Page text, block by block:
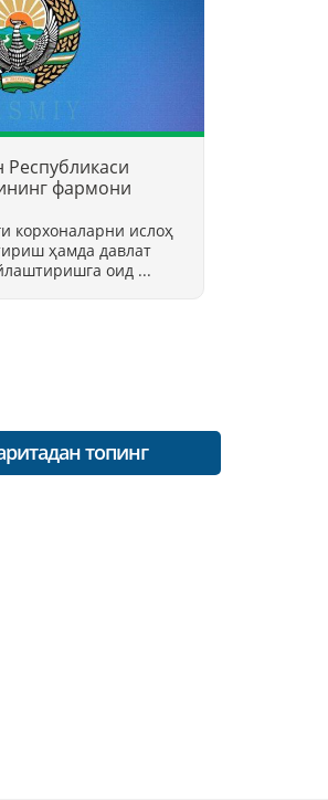
Республикаси
фармони
корхоналарни ислоҳ
ҳамда давлат
оид ...
топинг